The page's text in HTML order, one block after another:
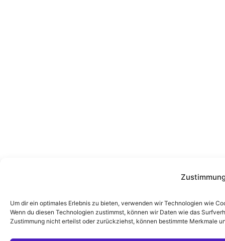
Um dir ein optimales Erlebnis zu bieten, verwenden wir Technologien wie
Wenn du diesen Technologien zustimmst, können wir Daten wie das
Zustimmung nicht erteilst oder zurückziehst, können bestimmte Merkmale